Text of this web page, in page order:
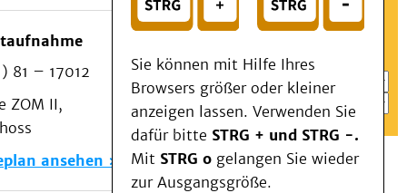
oder
Wählen Sie ein Thema für Ihren Schnelleinstieg
81 – 17012
ZOM II,
ansehen
Sie können mit Hilfe Ihres
Browsers größer oder kleiner
anzeigen lassen. Verwenden Sie
dafür bitte STRG + und STRG -.
Mit STRG o gelangen Sie wieder
zur Ausgangsgröße.
Patienten & Besucher
Kliniken/Institute/Zentren
Als Patient am UKD
Beratung und Unterstützung
Veranstaltungen
Kommunikation im Medizinwesen (KIM)
Notfall
Forschung & Lehre